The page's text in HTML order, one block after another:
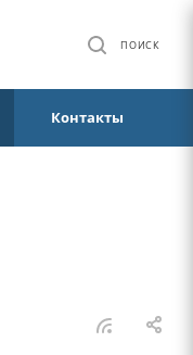
ПОИСК
Контакты